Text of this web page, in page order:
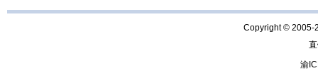
Copyright © 2005-
渝